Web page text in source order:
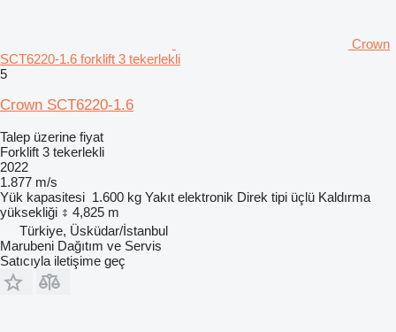
Crown
SCT6220-1.6 forklift 3 tekerlekli
5
Crown SCT6220-1.6
Talep üzerine fiyat
Forklift 3 tekerlekli
2022
1.877 m/s
Yük kapasitesi 1.600 kg Yakıt elektronik Direk tipi üçlü Kaldırma
yüksekliği
4,825 m
Türkiye, Üsküdar/İstanbul
Marubeni Dağıtım ve Servis
Satıcıyla iletişime geç